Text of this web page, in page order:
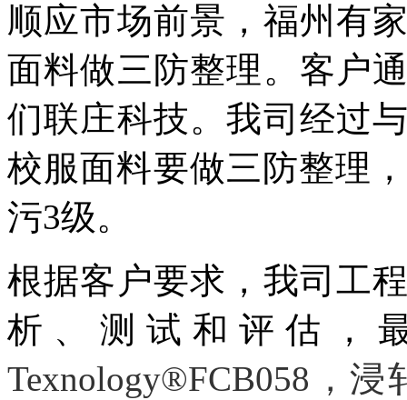
顺应市场前景， 福州有
面料做三防整理。 客户
们联庄科技。我司经过
校服面料要做三防整理
污3级。
根据客户要求，我司工
析、测试和评估，
Texnology®FCB058，